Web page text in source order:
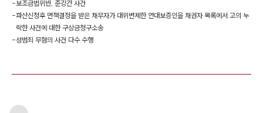
-보조금법위반, 준강간 사건
-파산신청후 면책결정을 받은 채무자가 대위변제한 연대보증인을 채권자 목록에서 고의 누
락한 사건에 대한 구상금청구소송
-성범죄 무혐의 사건 다수 수행